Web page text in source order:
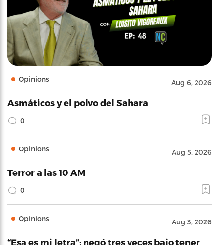
Opinions Aug 6, 2026
Asmáticos y el polvo del Sahara
0
Opinions Aug 5, 2026
Terror a las 10 AM
0
Opinions Aug 3, 2026
“Esa es mi letra”: negó tres veces bajo tener